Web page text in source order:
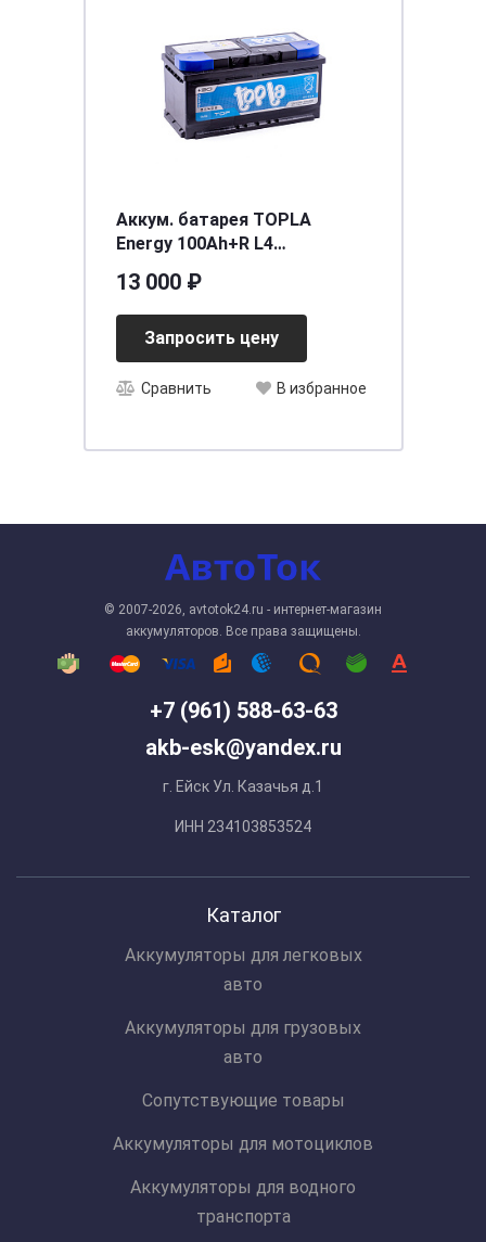
Аккум. батарея TOPLA
Energy 100Ah+R L4
13 000 ₽
Запросить цену
Сравнить В избранное
+7 (961) 588-63-63
akb-esk@yandex.ru
г. Ейск Ул. Казачья д.1
ИНН 234103853524
© 2007-2026, avtotok24.ru - интернет-магазин
аккумуляторов. Все права защищены.
Каталог
Аккумуляторы для легковых
авто
Аккумуляторы для грузовых
авто
Сопутствующие товары
Аккумуляторы для мотоциклов
Аккумуляторы для водного
транспорта